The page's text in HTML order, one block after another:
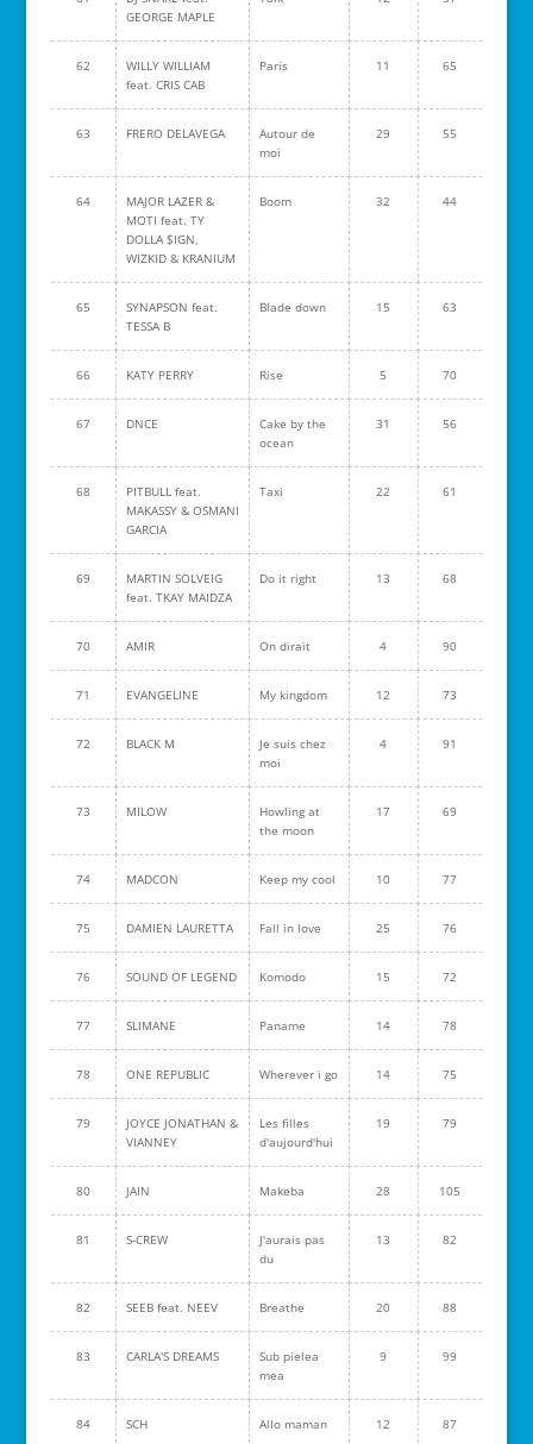
GEORGE MAPLE
62
WILLY WILLIAM
feat. CRIS CAB
Paris 11 65
63 FRERO DELAVEGA
Autour de
moi
29 55
64
MAJOR LAZER &
MOTI feat. TY
DOLLA $IGN,
WIZKID & KRANIUM
Boom 32 44
65
SYNAPSON feat.
TESSA B
Blade down 15 63
66 KATY PERRY Rise 5 70
67 DNCE
Cake by the
ocean
31 56
68
PITBULL feat.
MAKASSY & OSMANI
GARCIA
Taxi 22 61
69
MARTIN SOLVEIG
feat. TKAY MAIDZA
Do it right 13 68
70 AMIR On dirait 4 90
71 EVANGELINE My kingdom 12 73
72 BLACK M
Je suis chez
moi
4 91
73 MILOW
Howling at
the moon
17 69
74 MADCON Keep my cool 10 77
75 DAMIEN LAURETTA Fall in love 25 76
76 SOUND OF LEGEND Komodo 15 72
77 SLIMANE Paname 14 78
78 ONE REPUBLIC Wherever i go 14 75
79
JOYCE JONATHAN &
VIANNEY
Les filles
d'aujourd'hui
19 79
80 JAIN Makeba 28 105
81 S-CREW
J'aurais pas
du
13 82
82 SEEB feat. NEEV Breathe 20 88
83 CARLA'S DREAMS
Sub pielea
mea
9 99
84 SCH Allo maman 12 87